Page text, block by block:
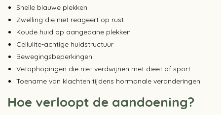
Snelle blauwe plekken
Zwelling die niet reageert op rust
Koude huid op aangedane plekken
Cellulite-achtige huidstructuur
Bewegingsbeperkingen
Vetophopingen die niet verdwijnen met dieet of sport
Toename van klachten tijdens hormonale veranderingen
Hoe verloopt de aandoening?